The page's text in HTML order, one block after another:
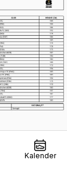
Kalender